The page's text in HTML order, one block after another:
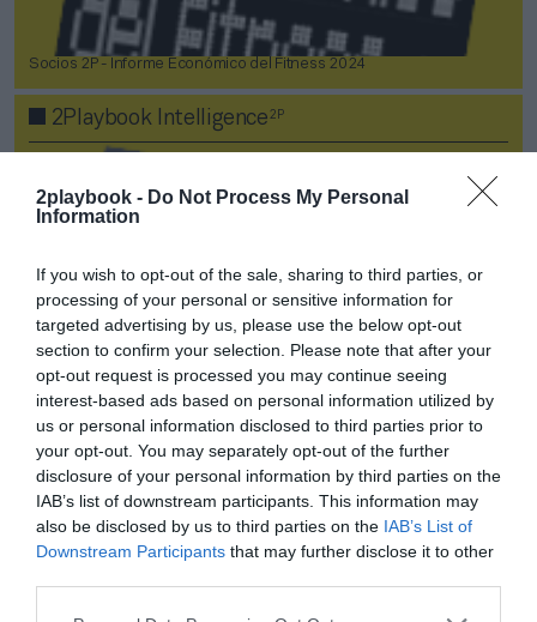
2playbook - Do Not Process My Personal
Information
If you wish to opt-out of the sale, sharing to third parties, or
processing of your personal or sensitive information for
targeted advertising by us, please use the below opt-out
section to confirm your selection. Please note that after your
opt-out request is processed you may continue seeing
interest-based ads based on personal information utilized by
us or personal information disclosed to third parties prior to
your opt-out. You may separately opt-out of the further
disclosure of your personal information by third parties on the
IAB’s list of downstream participants. This information may
also be disclosed by us to third parties on the IAB’s List of
Downstream Participants that may further disclose it to other
Socios 2P - Informe Económico del Fitness 2024
2Playbook Intelligence2P
El ‘comecocos’ del fitness español: el top-50 ya controla el 45% de
2Playbook Intelligence 2P